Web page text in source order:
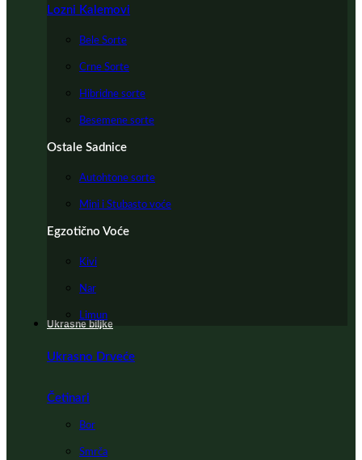
Lozni Kalemovi
Bele Sorte
Crne Sorte
Hibridne sorte
Besemene sorte
Ostale Sadnice
Autohtone sorte
Mini i Stubasto voće
Egzotično Voće
Kivi
Nar
Limun
Ukrasne biljke
Ukrasno Drveće
Četinari
Bor
Smrča